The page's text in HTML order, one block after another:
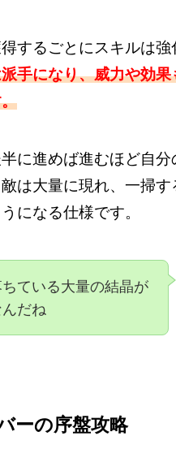
するごとにスキルは強
手になり、威力や効果
。
に進めば進むほど自分
は大量に現れ、一掃す
になる仕様です。
ている大量の結晶が
だね
ーの序盤攻略